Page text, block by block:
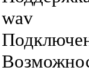
wav